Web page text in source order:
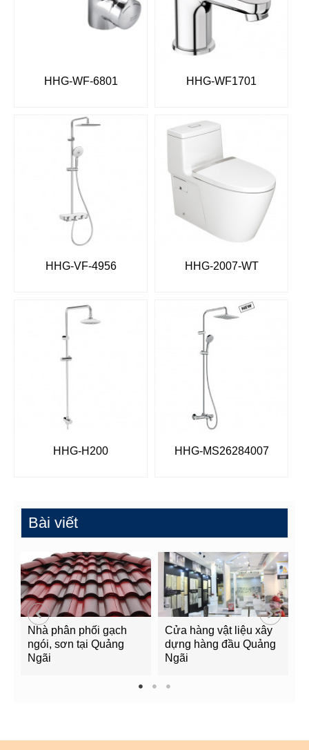
HHG-WF-6801 HHG-WF1701
HHG-VF-4956 HHG-2007-WT
HHG-H200 HHG-MS26284007
Bài viết
Nhà phân phối gạch
ngói, sơn tại Quảng
Ngãi
Cửa hàng vật liệu xây
dựng hàng đầu Quảng
Ngãi
1 2 3